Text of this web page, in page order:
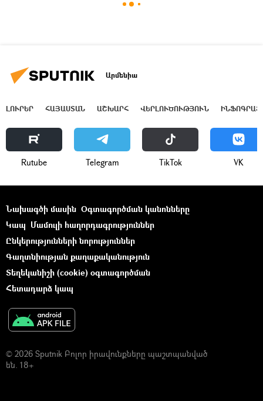
Արմենիա
ԼՈՒՐԵՐ ՀԱՅԱՍՏԱՆ ԱՇԽԱՐՀ ՎԵՐԼՈՒԾՈՒԹՅՈՒՆ
Rutube Telegram ТikТоk VK
Նախագծի մասին Օգտագործման կանոնները
Կապ Մամուլի հաղորդագրություններ
Ընկերությունների նորություններ
Գաղտնիության քաղաքականություն
Տեղեկանիշի (cookie) օգտագործման
Հետադարձ կապ
© 2026 Sputnik Բոլոր իրավունքները պաշտպանված
են. 18+